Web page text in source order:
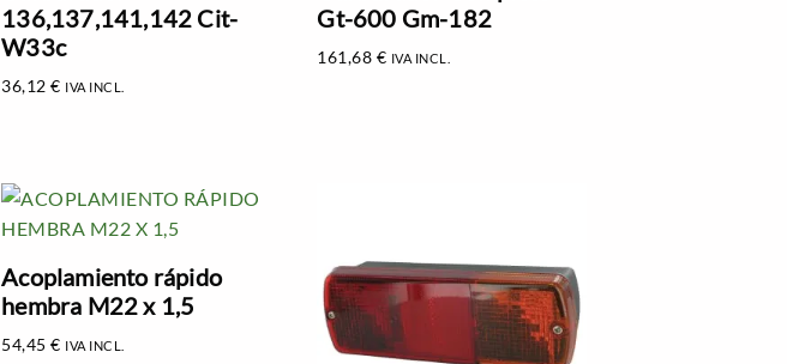
136,137,141,142 Cit-
W33c
36,12€ IVA INCL.
Gt-600 Gm-182
161,68 € IVA INCL.
Acoplamiento rápido
hembra M22 x 1,5
54,45€ IVA INCL.